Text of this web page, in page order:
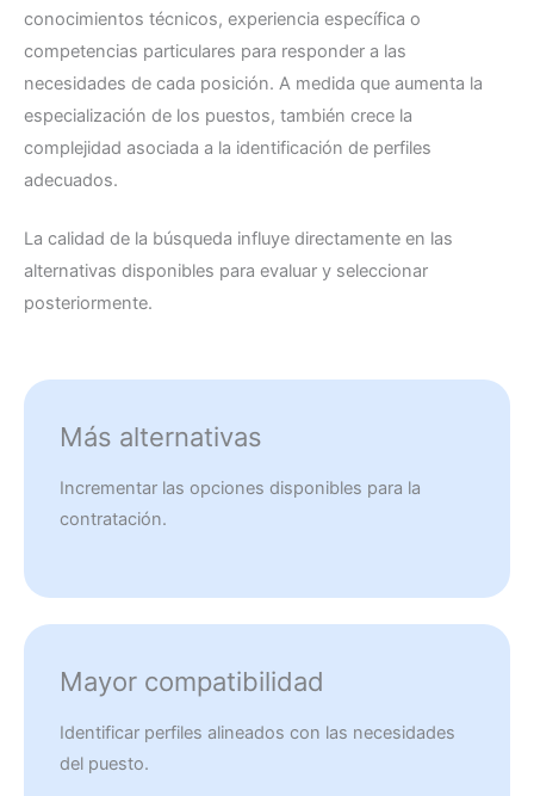
conocimientos técnicos, experiencia específica o
competencias particulares para responder a las
necesidades de cada posición. A medida que aumenta la
especialización de los puestos, también crece la
complejidad asociada a la identificación de perfiles
adecuados.
La calidad de la búsqueda influye directamente en las
alternativas disponibles para evaluar y seleccionar
posteriormente.
Más alternativas
Incrementar las opciones disponibles para la
contratación.
Mayor compatibilidad
Identificar perfiles alineados con las necesidades
del puesto.